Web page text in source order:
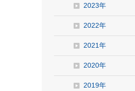
2023年
2022年
2021年
2020年
2019年